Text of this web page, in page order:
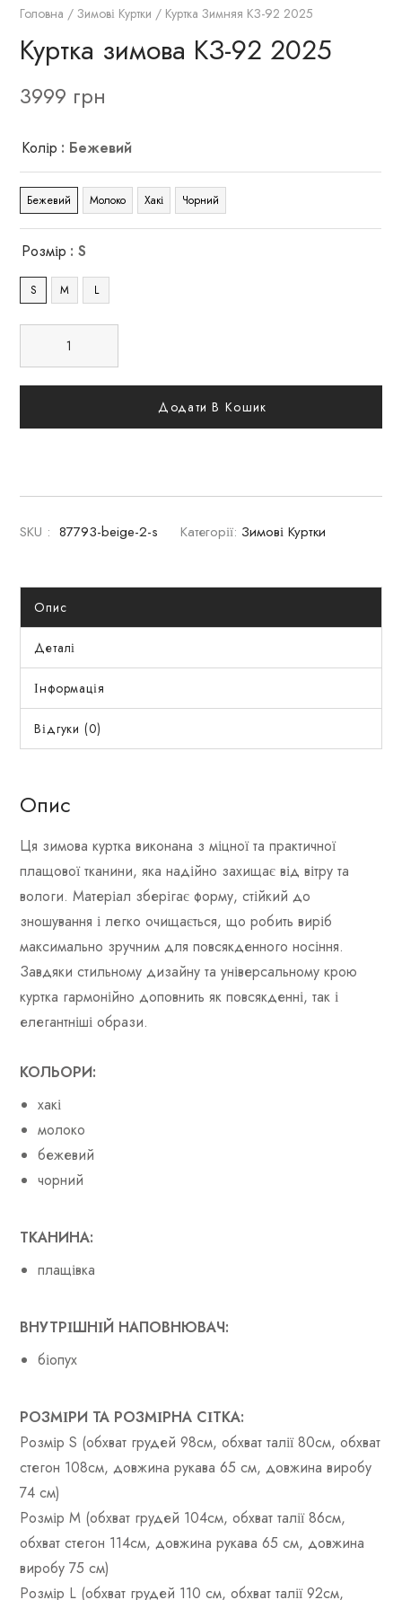
Головна /Зимові Куртки / Куртка Зимняя КЗ-92 2025
Куртка зимова КЗ-92 2025
3999 грн
Колір : Бежевий
Бежевий Молоко Хакі Чорний
Розмір : S
S M L
Додати В Кошик
SKU : 87793-beige-2-s Категорії: Зимові Куртки
Опис
Деталі
Інформація
Відгуки (0)
Опис
Ця зимова куртка виконана з міцної та практичної
плащової тканини, яка надійно захищає від вітру та
вологи. Матеріал зберігає форму, стійкий до
зношування і легко очищається, що робить виріб
максимально зручним для повсякденного носіння.
Завдяки стильному дизайну та універсальному крою
куртка гармонійно доповнить як повсякденні, так і
елегантніші образи.
КОЛЬОРИ:
хакі
молоко
бежевий
чорний
ТКАНИНА:
плащівка
ВНУТРІШНІЙ НАПОВНЮВАЧ:
біопух
РОЗМІРИ ТА РОЗМІРНА СІТКА:
Розмір S (обхват грудей 98см, обхват талії 80см, обхват
стегон 108см, довжина рукава 65 см, довжина виробу
74 см)
Розмір M (обхват грудей 104см, обхват талії 86см,
обхват стегон 114см, довжина рукава 65 см, довжина
виробу 75 см)
Розмір L (обхват грудей 110 см, обхват талії 92см,